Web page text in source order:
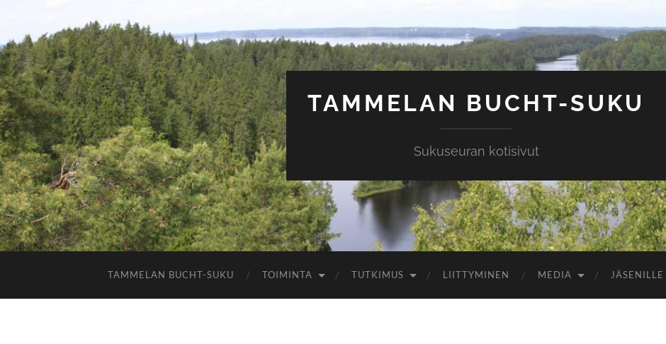
TAMMELAN BUCHT-SUKU
Sukuseuran kotisivut
TAMMELAN BUCHT-SUKU TOIMINTA TUTKIMUS LIITTYMINEN MEDIA JÄSENILLE